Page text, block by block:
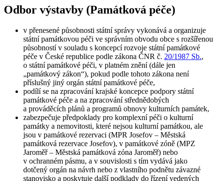
Odbor výstavby (Památková péče)
v přenesené působnosti státní správy vykonává a organizuje
státní památkovou péči ve správním obvodu obce s rozšířenou
působností v souladu s koncepcí rozvoje státní památkové
péče v České republice podle zákona ČNR č. 20/1987 Sb.,
o státní památkové péči, v platném znění (dále jen
„památkový zákon“), pokud podle tohoto zákona není
příslušný jiný orgán státní památkové péče,
podílí se na zpracování krajské koncepce podpory státní
památkové péče a na zpracování střednědobých
a prováděcích plánů a programů obnovy kulturních památek,
zabezpečuje předpoklady pro komplexní péči o kulturní
památky a nemovitosti, které nejsou kulturní památkou, ale
jsou v památkové rezervaci (MPR Josefov – Městská
památková rezervace Josefov), v památkové zóně (MPZ
Jaroměř – Městská památková zóna Jaroměř) nebo
v ochranném pásmu, a v souvislosti s tím vydává jako
dotčený orgán na návrh nebo z vlastního podnětu závazné
stanovisko a poskytuje další podklady do řízení vedených